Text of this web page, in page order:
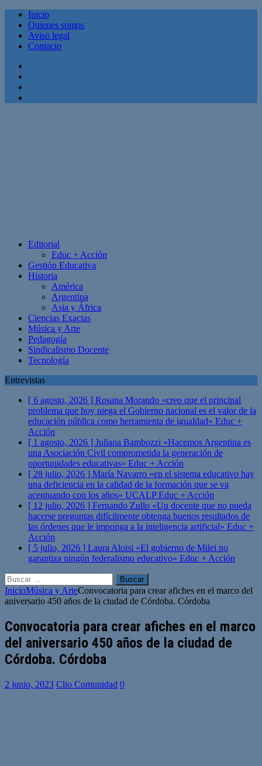
Inicio
Quienes somos
Aviso legal
Contacto
Editorial
Educ + Acción
Gestión Educativa
Historia
América
Argentina
Asia y África
Ciencias Exactas
Música y Arte
Pedagogía
Sindicalismo Docente
Tecnología
Entrevistas
[ 6 agosto, 2026 ] Rosana Morando «creo que el principal
problema que hoy niega el Gobierno nacional es el valor de la
educación pública como herramienta de igualdad» Educ +
Acción
[ 1 agosto, 2026 ] Juliana Bambozzi «Hacemos Argentina es
una Asociación Civil comprometida la generación de
oportunidades educativas» Educ + Acción
[ 28 julio, 2026 ] María Navarro «en el sistema educativo hay
una deficiencia en la calidad de la formación que se va
acentuando con los años» UCALPEduc + Acción
[ 12 julio, 2026 ] Fernando Zullo «Un docente que no pueda
hacerse preguntas difícilmente obtenga buenos resultados de
las órdenes que le imponga a la inteligencia artificial» Educ +
Acción
[ 5 julio, 2026 ] Laura Aloisi «El gobierno de Milei no
garantiza ningún federalismo educativo» Educ + Acción
Buscar:
InicioMúsica y ArteConvocatoria para crear afiches en el marco del
aniversario 450 años de la ciudad de Córdoba. Córdoba
Convocatoria para crear afiches en el marco
del aniversario 450 años de la ciudad de
Córdoba. Córdoba
2 junio, 2023 Clio Comunidad 0